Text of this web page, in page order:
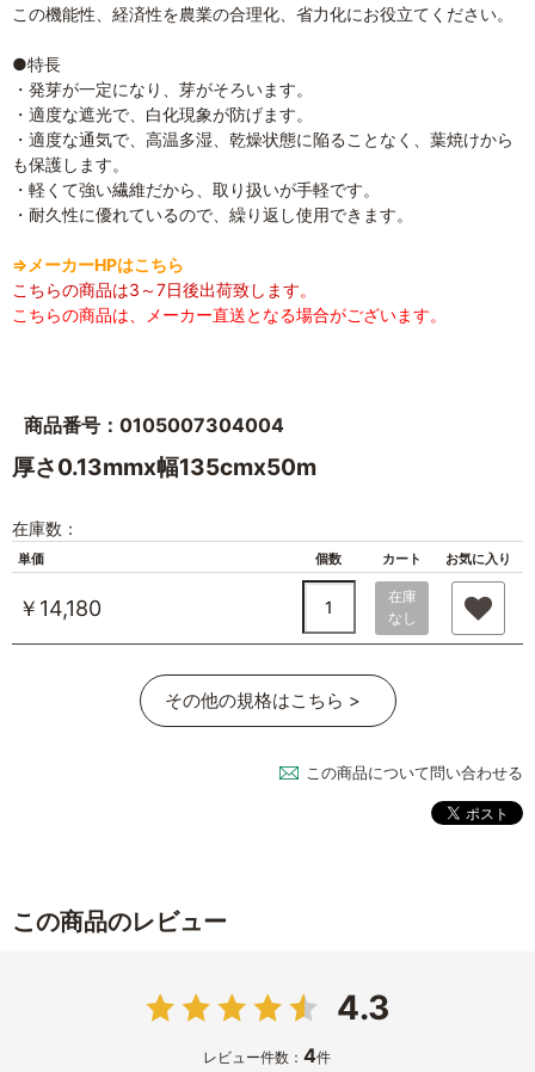
この機能性、経済性を農業の合理化、省力化にお役立てください。
●特長
・発芽が一定になり、芽がそろいます。
・適度な遮光で、白化現象が防げます。
・適度な通気で、高温多湿、乾燥状態に陥ることなく、葉焼けから
も保護します。
・軽くて強い繊維だから、取り扱いが手軽です。
・耐久性に優れているので、繰り返し使用できます。
⇒メーカーHPはこちら
こちらの商品は3～7日後出荷致します。
こちらの商品は、メーカー直送となる場合がございます。
商品番号：0105007304004
厚さ0.13mmx幅135cmx50m
在庫数：
単価 個数 カート お気に入り
￥14,180
在庫
なし
その他の規格はこちら >
この商品について問い合わせる
この商品のレビュー
4.3
レビュー件数：4件